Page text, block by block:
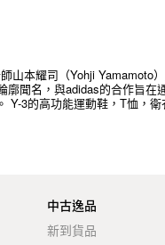
山本耀司（Yohji Yamamoto
聞名，與adidas的合作旨
Y-3的高功能運動鞋，T恤，
中古逸品
新到貨品